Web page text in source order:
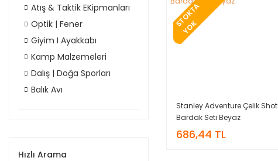
Atış & Taktik EKipmanları
Optik | Fener
Giyim I Ayakkabı
Kamp Malzemeleri
Dalış | Doğa Sporları
Balık Avı
Hızlı Arama
S
T
O
K
T
A
Y
O
K
Stanley Adventure Çelik Shot
Bardak Seti Beyaz
686,44 TL